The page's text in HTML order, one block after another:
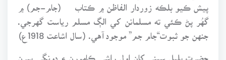
پيش ڪيو بلڪه زوردار الفاظن ۾ ڪتاب (جام-جم) ۾
گهُر پڻ ڪئي ته مسلمانن کي الڳ مسلم رياست گهرجي.
جنهن جو ثبوت“جام جم” موجود آهي. (سال اشاعت 1918ع)
حضرت بلبل سڀني کان اول راشي ڪامورن ۽ ڍونگي پيرن